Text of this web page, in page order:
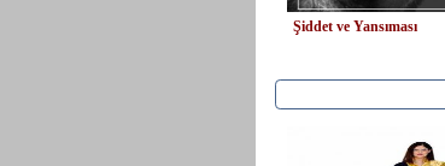
Şiddet ve Yansıması